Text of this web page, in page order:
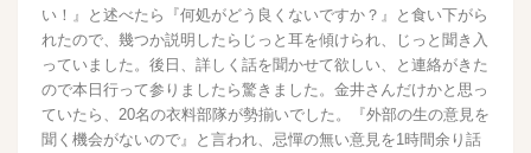
い！』と述べたら『何処がどう良くないですか？』と食い下がら
れたので、幾つか説明したらじっと耳を傾けられ、じっと聞き入
っていました。後日、詳しく話を聞かせて欲しい、と連絡がきた
ので本日行って参りましたら驚きました。金井さんだけかと思っ
ていたら、20名の衣料部隊が勢揃いでした。『外部の生の意見を
聞く機会がないので』と言われ、忌憚の無い意見を1時間余り話